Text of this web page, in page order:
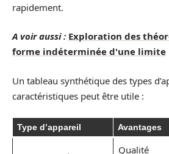
rapidement.
A voir aussi : Exploration des
forme indéterminée d'une limite
Un tableau synthétique des types
caractéristiques peut être utile :
Type d’appareil Avantages
Qualité